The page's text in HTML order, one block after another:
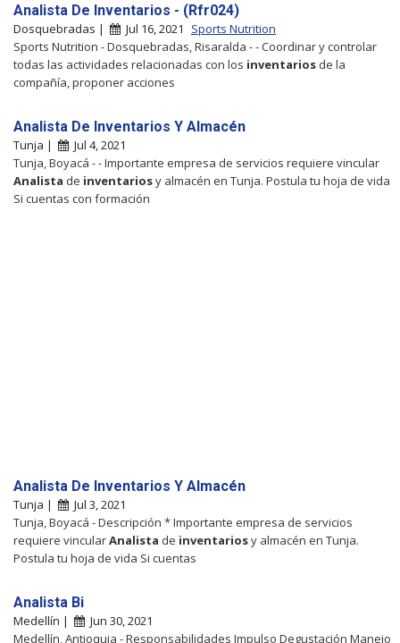
Analista De Inventarios - (Rfr024)
Dosquebradas | Jul 16, 2021
Sports Nutrition
Sports Nutrition - Dosquebradas, Risaralda - - Coordinar y controlar
todas las actividades relacionadas con los inventarios de la
compañía, proponer acciones
Analista De Inventarios Y Almacén
Tunja |
Jul 4, 2021
Tunja, Boyacá - - Importante empresa de servicios requiere vincular
Analista de inventariosy almacén en Tunja. Postula tu hoja de vida
Si cuentas con formación
Analista De Inventarios Y Almacén
Tunja |
Jul 3, 2021
Tunja, Boyacá - Descripción * Importante empresa de servicios
requiere vincularAnalista de inventariosy almacén en Tunja.
Postula tu hoja de vida Si cuentas
Analista Bi
Medellín |
Jun 30, 2021
Medellín, Antioquia - Responsabilidades Impulso Degustación Manejo